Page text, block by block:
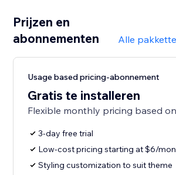
Prijzen en
abonnementen
Alle
Usage based pricing-abonnement
Gratis te installeren
Flexible monthly pricing based
3-day free trial
Low-cost pricing starting at $6/
Styling customization to suit theme